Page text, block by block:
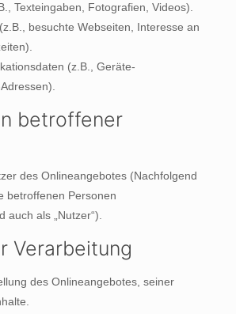
Texteingaben, Fotografien, Videos).
besuchte Webseiten, Interesse an
(z.B., Geräte-
betroffener
des Onlineangebotes (Nachfolgend
betroffenen Personen
auch als „Nutzer“).
Verarbeitung
des Onlineangebotes, seiner